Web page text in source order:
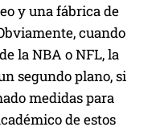
y una fábrica de
cuando
la NBA o NFL, la
segundo plano, si
medidas para
de estos